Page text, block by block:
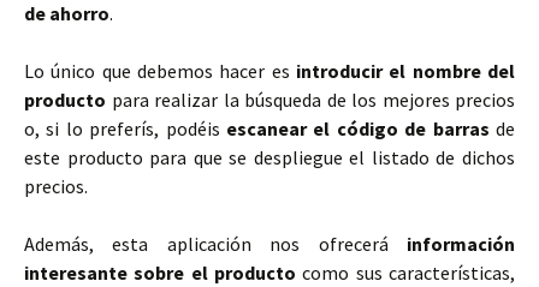
de ahorro.
Lo único que debemos hacer es introducir el nombre del
producto para realizar la búsqueda de los mejores precios
o, si lo preferís, podéis escanear el código de barras de
este producto para que se despliegue el listado de dichos
precios.
Además, esta aplicación nos ofrecerá información
interesante sobre el producto como sus características,